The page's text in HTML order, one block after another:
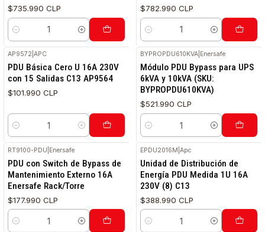
$735.990 CLP
Cantidad
$782.990 CLP
Cantidad
AP9572 |APC
PDU Básica Cero U 16A 230V
con 15 Salidas C13 AP9564
$101.990 CLP
Cantidad
BYPROPDU610KVA Enersafe
Módulo PDU Bypass para UPS
6kVA y 10kVA (SKU:
BYPROPDU610KVA)
$521.990 CLP
Cantidad
RT9100-PDU Enersafe
PDU con Switch de Bypass de
Mantenimiento Externo 16A
Enersafe Rack/Torre
$177.990 CLP
Cantidad
EPDU2016M |Apc
Unidad de Distribución de
Energía PDU Medida 1U 16A
230V (8) C13
$388.990 CLP
Cantidad